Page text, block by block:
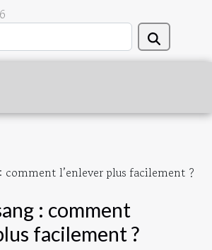
comment l’enlever plus facilement ?
: comment
facilement ?